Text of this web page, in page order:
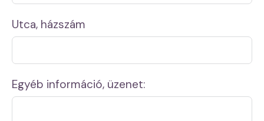
Utca, házszám
Egyéb információ, üzenet: